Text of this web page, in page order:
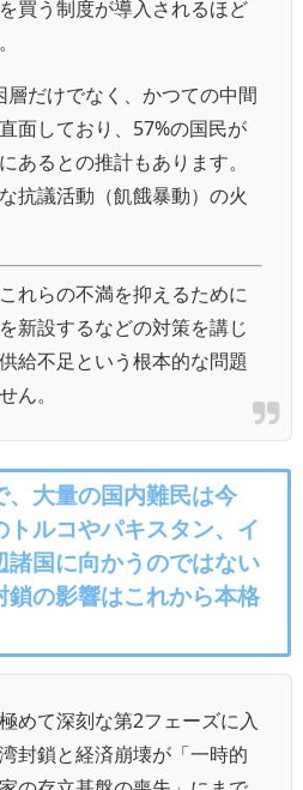
買う制度が導入されるほど
層だけでなく、かつての中間
面しており、57%の国民が
あるとの推計もあります。
抗議活動（飢餓暴動）の火
れらの不満を抑えるために
新設するなどの対策を講じ
給不足という根本的な問題
ん。
大量の国内難民は今
ルコやパキスタン、イ
諸国に向かうのではない
の影響はこれから本格
めて深刻な第2フェーズに入
封鎖と経済崩壊が「一時的